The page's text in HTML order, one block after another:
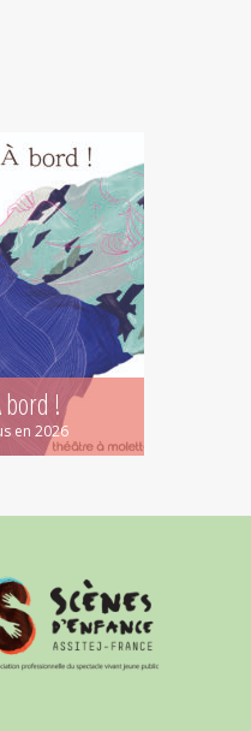
bord !
en 2026